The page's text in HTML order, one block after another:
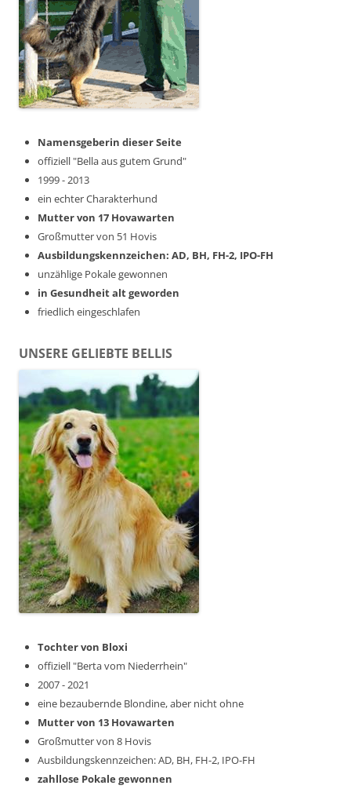
Namensgeberin dieser Seite
offiziell "Bella aus gutem Grund"
1999 - 2013
ein echter Charakterhund
Mutter von 17 Hovawarten
Großmutter von 51 Hovis
Ausbildungskennzeichen: AD, BH, FH-2, IPO-FH
unzählige Pokale gewonnen
in Gesundheit alt geworden
friedlich eingeschlafen
UNSERE GELIEBTE BELLIS
Tochter von Bloxi
offiziell "Berta vom Niederrhein"
2007 - 2021
eine bezaubernde Blondine, aber nicht ohne
Mutter von 13 Hovawarten
Großmutter von 8 Hovis
Ausbildungskennzeichen: AD, BH, FH-2, IPO-FH
zahllose Pokale gewonnen